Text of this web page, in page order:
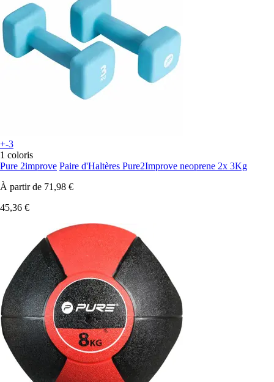
+-3
1 coloris
Pure 2improve Paire d'Haltères Pure2Improve neoprene 2x 3Kg
À partir de 71,98 €
45,36 €